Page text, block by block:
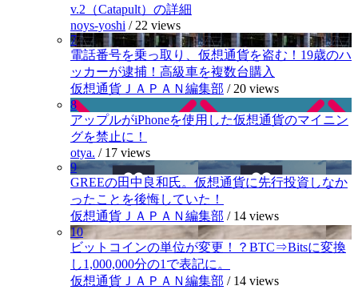
v.2（Catapult）の詳細
noys-yoshi / 22 views
7
電話番号を乗っ取り、仮想通貨を盗む！19歳のハ
ッカーが逮捕！高級車を複数台購入
仮想通貨ＪＡＰＡＮ編集部 / 20 views
8
アップルがiPhoneを使用した仮想通貨のマイニン
グを禁止に！
otya. / 17 views
9
GREEの田中良和氏。仮想通貨に先行投資しなか
ったことを後悔していた！
仮想通貨ＪＡＰＡＮ編集部 / 14 views
10
ビットコインの単位が変更！？BTC⇒Bitsに変換
し1,000,000分の1で表記に。
仮想通貨ＪＡＰＡＮ編集部 / 14 views